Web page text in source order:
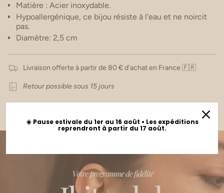
Matière : Acier inoxydable.
Hypoallergénique, ce bijou résiste à l'eau et ne noircit
pas.
Diamètre: 2,5 cm
Livraison offerte à partir de 80 € d'achat en France 🇫🇷
Retour possible sous 15 jours
☀️ Pause estivale du 1er au 16 août • Les expéditions
reprendront à partir du 17 août.